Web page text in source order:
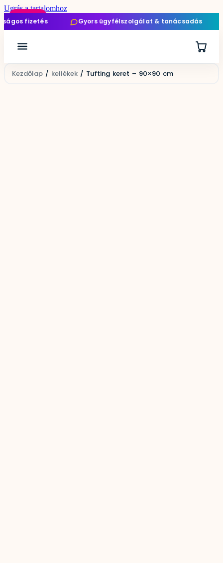
Ugrás a tartalomhoz
Gyors ügyfélszolgálat & tanácsadás
Kezdőlap/ kellékek/ Tufting keret – 90×90 cm
Akció!